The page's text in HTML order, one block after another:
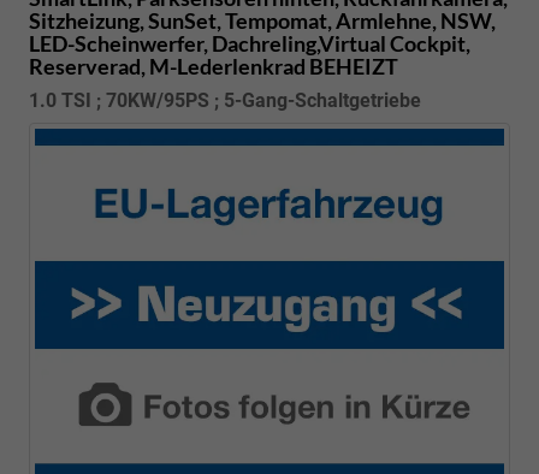
Sitzheizung, SunSet, Tempomat, Armlehne, NSW,
LED-Scheinwerfer, Dachreling,Virtual Cockpit,
Reserverad, M-Lederlenkrad BEHEIZT
1.0 TSI ; 70KW/95PS ; 5-Gang-Schaltgetriebe